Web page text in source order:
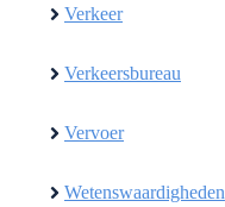
Verkeer
Verkeersbureau
Vervoer
Wetenswaardigheden